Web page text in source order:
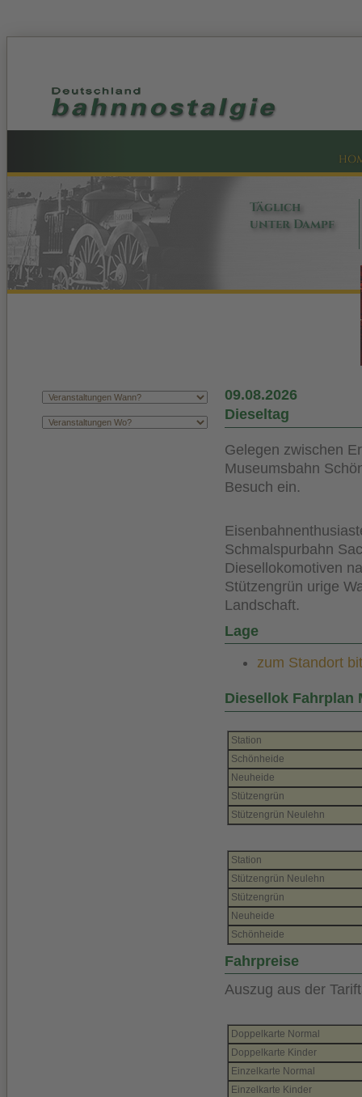
Täglich
unter Dampf
09.08.2026
Dieseltag
Gelegen zwischen
Museumsbahn
Besuch ein.
Schmalspurbahn
Diesellokomotiven
Stützengrün urige
Landschaft.
Lage
zum Standort
Diesellok Fahrplan
Station
Schönheide
Neuheide
Stützengrün
Stützengrün Neulehn
Station
Stützengrün Neulehn
Stützengrün
Neuheide
Schönheide
Fahrpreise
Auszug aus der
Doppelkarte Normal
Doppelkarte Kinder
Einzelkarte Normal
Einzelkarte Kinder